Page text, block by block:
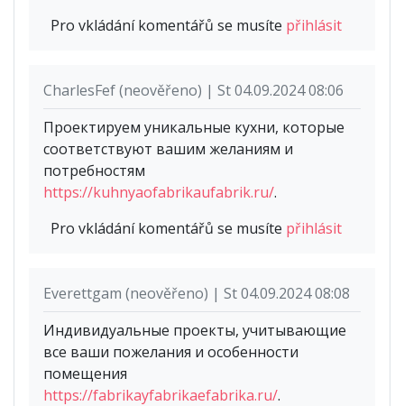
Pro vkládání komentářů se musíte přihlásit
CharlesFef (neověřeno) | St 04.09.2024 08:06
Проектируем уникальные кухни, которые
соответствуют вашим желаниям и
потребностям
https://kuhnyaofabrikaufabrik.ru/.
Pro vkládání komentářů se musíte přihlásit
Everettgam (neověřeno) | St 04.09.2024 08:08
Индивидуальные проекты, учитывающие
все ваши пожелания и особенности
помещения
https://fabrikayfabrikaefabrika.ru/.